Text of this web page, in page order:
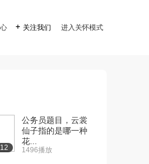
 关注我们 进入关怀模式
公务员题目，云裳
仙子指的是哪一种
花...
1496播放